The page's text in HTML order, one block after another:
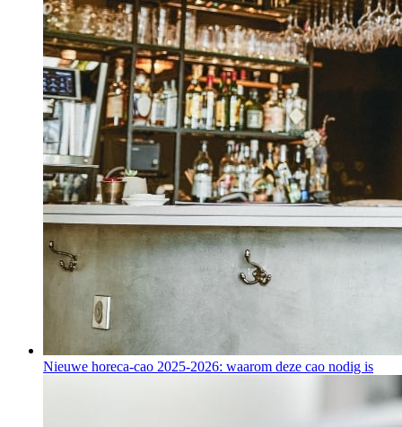
Nieuwe horeca-cao 2025-2026: waarom deze cao nodig is